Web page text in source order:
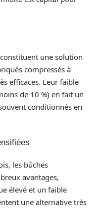
une solution
compressés à
efficaces. Leur faible
de 10 %) en fait un
conditionnés en
les bûches
avantages,
élevé et un faible
une alternative très